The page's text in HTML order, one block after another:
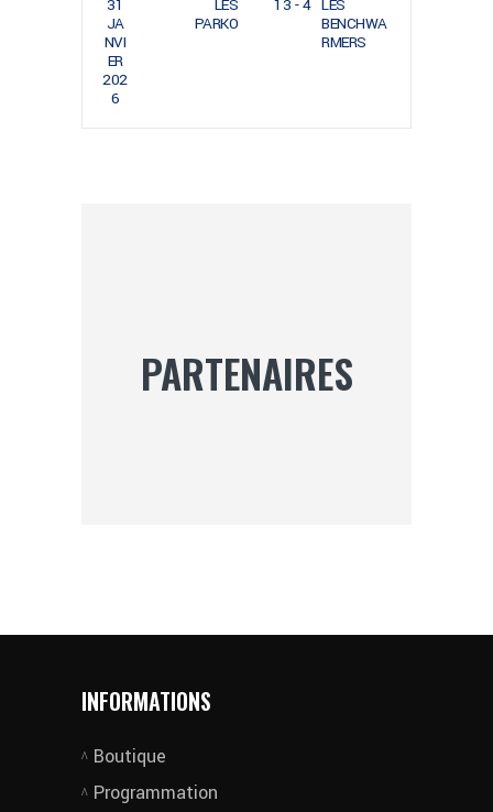
31
JA
NVI
ER
202
6
LES
PARKO
13 - 4 LES
BENCHWA
RMERS
PARTENAIRES
INFORMATIONS
Boutique
Programmation